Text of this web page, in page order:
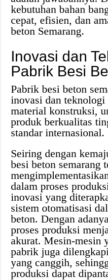
kebutuhan bahan
cepat, efisien, dan
beton Semarang.
Inovasi dan
Pabrik Besi
Pabrik besi beton
inovasi dan
material konstruksi,
produk berkualitas
standar internasional.
Seiring dengan
besi beton semarang
dalam proses
inovasi yang
sistem otomatisasi
beton. Dengan
proses produksi
akurat. Mesin-mesin
pabrik juga
yang canggih,
produksi dapat